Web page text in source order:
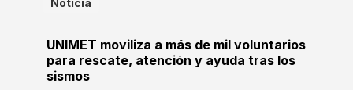
Noticia
UNIMET moviliza a más de mil voluntarios
para rescate, atención y ayuda tras los
sismos